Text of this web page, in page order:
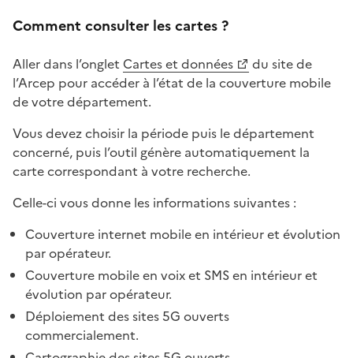
Comment consulter les cartes ?
Aller dans l’onglet Cartes et données
du site de
l’Arcep pour accéder à l’état de la couverture mobile
de votre département.
Vous devez choisir la période puis le département
concerné, puis l’outil génère automatiquement la
carte correspondant à votre recherche.
Celle-ci vous donne les informations suivantes :
Couverture internet mobile en intérieur et évolution
par opérateur.
Couverture mobile en voix et SMS en intérieur et
évolution par opérateur.
Déploiement des sites 5G ouverts
commercialement.